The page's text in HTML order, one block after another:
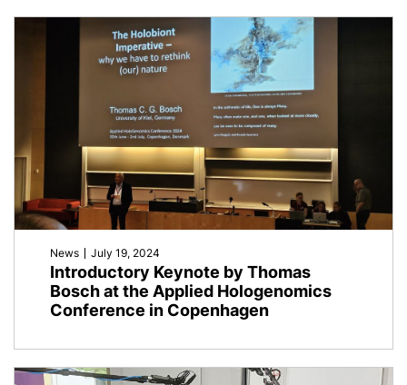
News July 19, 2024
Introductory Keynote by Thomas
Bosch at the Applied Hologenomics
Conference in Copenhagen